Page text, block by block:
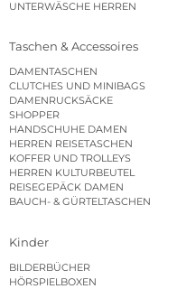
UNTERWÄSCHE HERREN
Taschen & Accessoires
DAMENTASCHEN
CLUTCHES UND MINIBAGS
DAMENRUCKSÄCKE
SHOPPER
HANDSCHUHE DAMEN
HERREN REISETASCHEN
KOFFER UND TROLLEYS
HERREN KULTURBEUTEL
REISEGEPÄCK DAMEN
BAUCH- & GÜRTELTASCHEN
Kinder
BILDERBÜCHER
HÖRSPIELBOXEN